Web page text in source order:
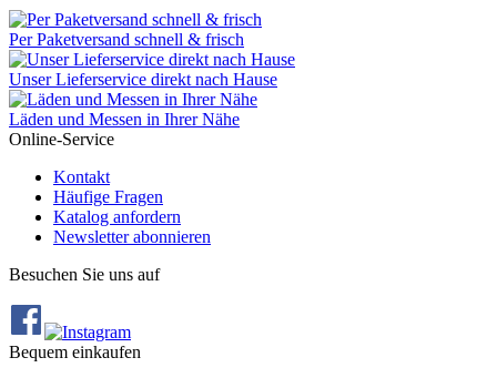
Per Paketversand schnell & frisch
Unser Lieferservice direkt nach Hause
Läden und Messen in Ihrer Nähe
Online-Service
Kontakt
Häufige Fragen
Katalog anfordern
Newsletter abonnieren
Besuchen Sie uns auf
Bequem einkaufen